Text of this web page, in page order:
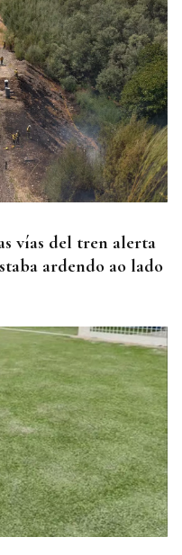
a 2028 es crecer
y para el equipo
vías del tren alerta
ardendo ao lado